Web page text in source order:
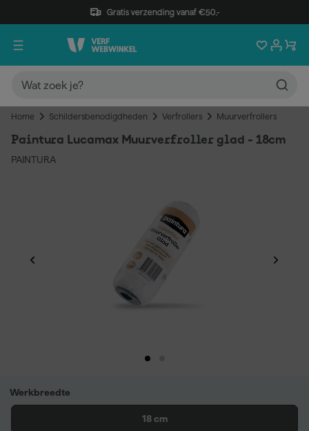
Gratis verzending vanaf €50,-
Home Schildersbenodigdheden Verfrollers Muurverfrollers
Paintura Lucamax Muurverfroller glad - 18cm
PAINTURA
Werkbreedte
18 cm